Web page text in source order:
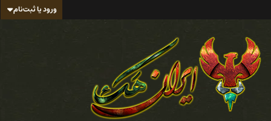
ورود یا ثبت‌نام